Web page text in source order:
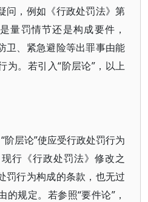
问，例如《行政处罚法》第
量罚情节还是构成要件，
卫、紧急避险等出罪事由能
为。若引入“阶层论”，以上
阶层论”使应受行政处罚行为
行《行政处罚法》修改之
罚行为构成的条款，也无过
规定。若参照“要件论”，